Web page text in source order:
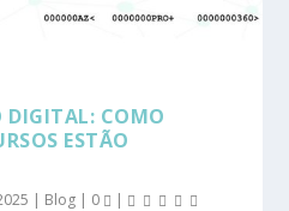
DIGITAL: COMO
ESTÃO
| Blog | 0 |